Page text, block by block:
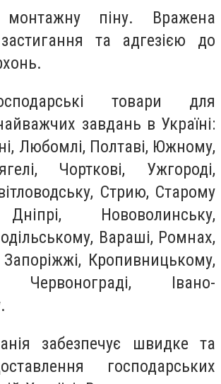
монтажну піну. Вражена
та адгезією до
товари для
завдань в Україні:
Любомлі, Полтаві, Южному,
Чорткові, Ужгороді,
Стрию, Старому
Нововолинську,
Вараші, Ромнах,
Запоріжжі, Кропивницькому,
Червонограді, Івано-
забезпечує швидке та
господарських